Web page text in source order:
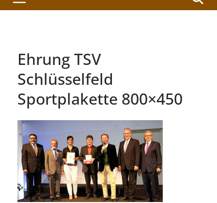
Ehrung TSV
Schlüsselfeld
Sportplakette 800×450